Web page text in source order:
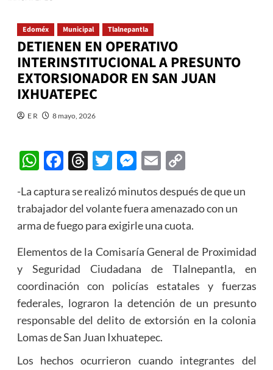
Edoméx Municipal Tlalnepantla
DETIENEN EN OPERATIVO
INTERINSTITUCIONAL A PRESUNTO
EXTORSIONADOR EN SAN JUAN
IXHUATEPEC
E R 8 mayo, 2026
WhatsApp
Facebook
Threads
Twitter
Messenger
EmailCopy
-La captura se realizó minutos después de que un
trabajador del volante fuera amenazado con un
arma de fuego para exigirle una cuota.
Elementos de la Comisaría General de Proximidad
y Seguridad Ciudadana de Tlalnepantla, en
coordinación con policías estatales y fuerzas
federales, lograron la detención de un presunto
responsable del delito de extorsión en la colonia
Lomas de San Juan Ixhuatepec.
Los hechos ocurrieron cuando integrantes del